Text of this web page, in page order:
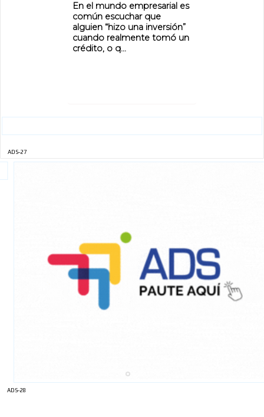
En el mundo empresarial es
común escuchar que
alguien “hizo una inversión”
cuando realmente tomó un
crédito, o q...
ADS-27
ADS-28